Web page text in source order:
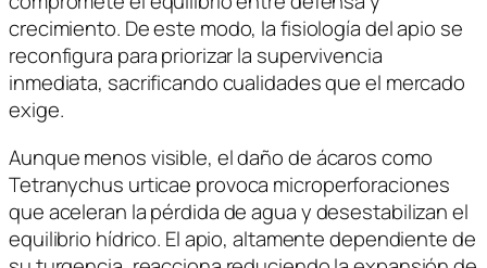
crecimiento. De este modo, la fisiología del apio se
reconfigura para priorizar la supervivencia
inmediata, sacrificando cualidades que el mercado
exige.
Aunque menos visible, el daño de ácaros como
Tetranychus urticae provoca microperforaciones
que aceleran la pérdida de agua y desestabilizan el
equilibrio hídrico. El apio, altamente dependiente de